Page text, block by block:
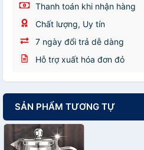
Thanh toán khi nhận hàng
Chất lượng, Uy tín
7 ngày đổi trả dễ dàng
Hỗ trợ xuất hóa đơn đỏ
SẢN PHẨM TƯƠNG TỰ